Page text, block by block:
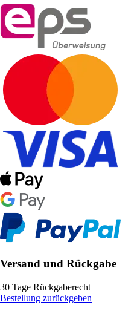
Versand und Rückgabe
30 Tage Rückgaberecht
Bestellung zurückgeben